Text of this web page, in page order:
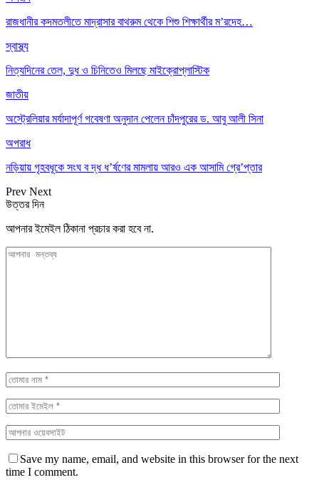
রাজধানীর কদমতলীতে মাদ্রাসার বাথরুম থেকে শিশু শিক্ষার্থীর ম’রদেহ…
স্বাস্থ্য
নিত্যদিনের তেল, দুধ ও চিনিতেও মিলছে মাইক্রোপ্লাস্টিক
জাতীয়
অস্ট্রেলিয়ার মর্যাদাপূর্ণ গবেষণা অনুদান পেলেন চাঁদপুরের ড. আবু আলী সিনা
অপরাধ
নড়িয়ায় গৃহবধূকে সংঘ ব দ্ধ ধ’র্ষণের মামলায় আরও এক আসামি গ্রে’প্তার
Prev Next
উত্তর দিন
আপনার ইমেইল ঠিকানা প্রচার করা হবে না.
Save my name, email, and website in this browser for the next
time I comment.